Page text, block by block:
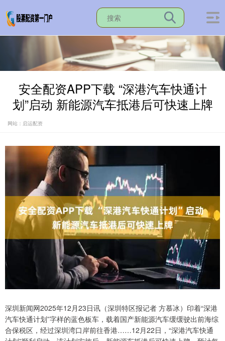
安全配资APP下载 “深港汽车快通计
划”启动 新能源汽车抵港后可快速上牌
网站：启运配资
深圳新闻网2025年12月23日讯（深圳特区报记者 方慕冰）印着“深港
汽车快通计划”字样的蓝色板车，载着国产新能源汽车缓缓驶出前海综
合保税区，经过深圳湾口岸前往香港……12月22日，“深港汽车快通